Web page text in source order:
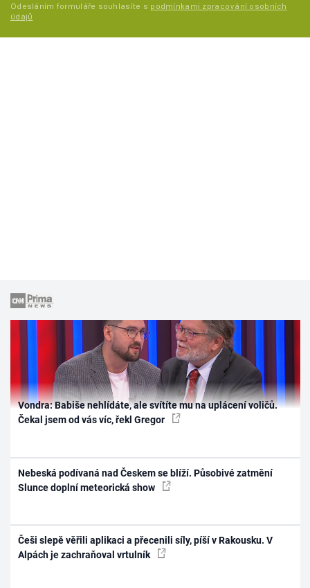
Odesláním formuláře souhlasíte s podmínkami zpracování osobních
údajů
Vondra: Babiše nehlídáte, ale svítíte mu na uplácení voličů.
Čekal jsem od vás víc, řekl Gregor
Nebeská podívaná nad Českem se blíží. Působivé zatmění
Slunce doplní meteorická show
Češi slepě věřili aplikaci a přecenili síly, píší v Rakousku. V
Alpách je zachraňoval vrtulník